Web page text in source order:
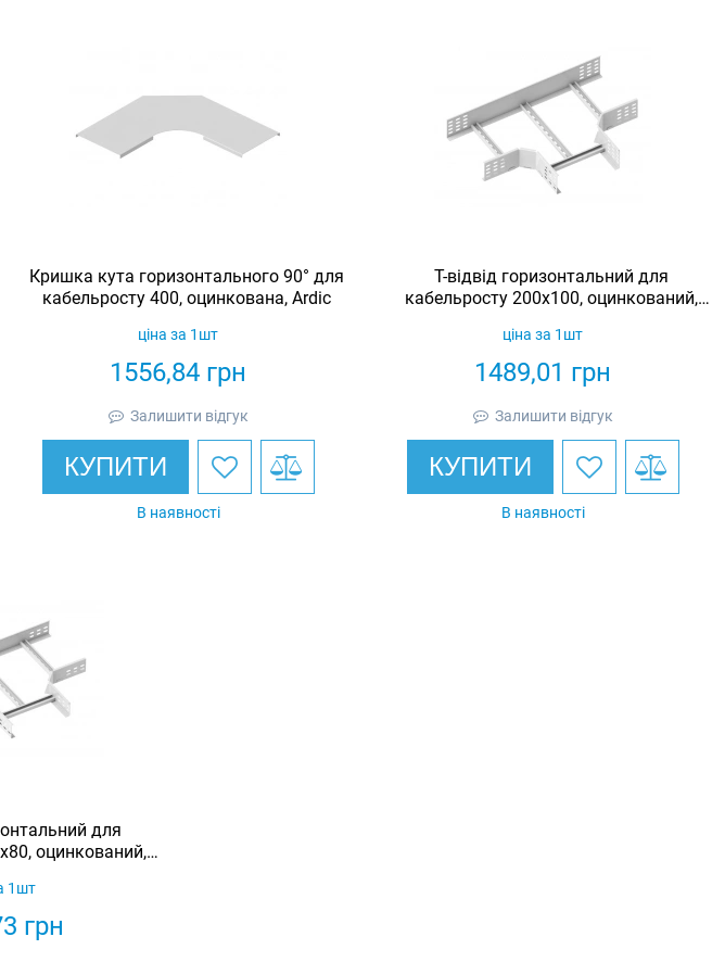
Кришка кута горизонтального 90° для
кабельросту 400, оцинкована, Ardic
1556,84 грн
ціна за 1шт
Залишити відгук
КУПИТИ
В наявності
Т-відвід горизонтальний для
кабельросту 200х100, оцинкований,
1489,01 грн
ціна за 1шт
Залишити відгук
КУПИТИ
В наявності
для
оцинкований,
грн
1шт